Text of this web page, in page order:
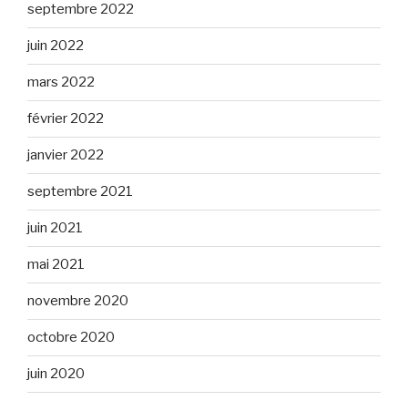
septembre 2022
juin 2022
mars 2022
février 2022
janvier 2022
septembre 2021
juin 2021
mai 2021
novembre 2020
octobre 2020
juin 2020